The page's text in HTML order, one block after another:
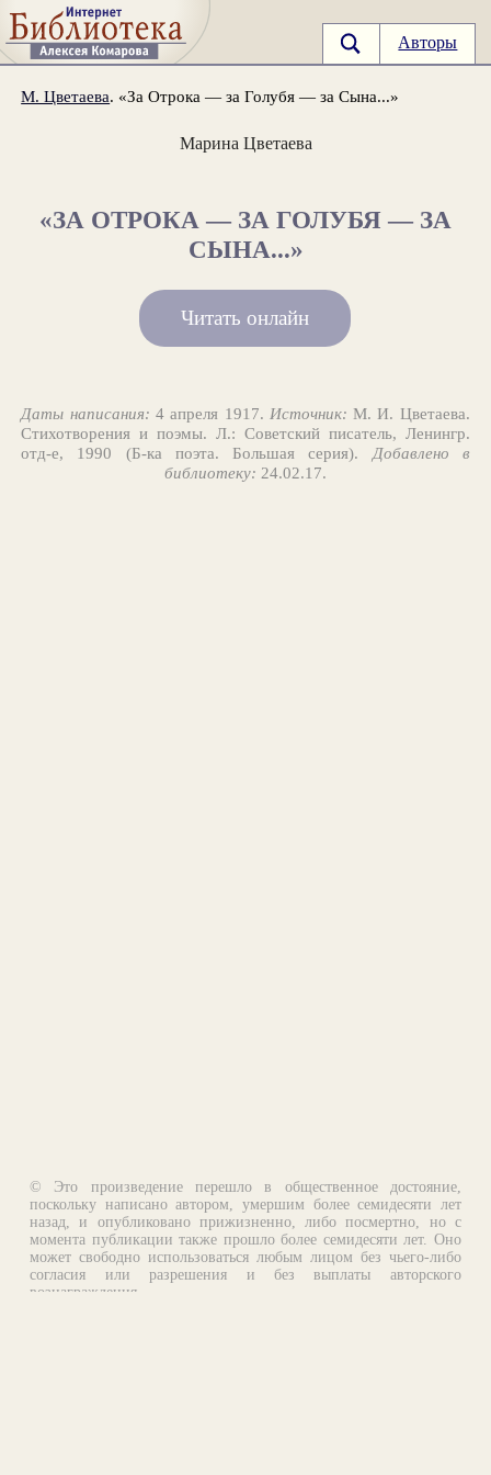
Авторы
М. Цветаева. «За Отрока — за Голубя — за Сына...»
Марина Цветаева
«ЗА ОТРОКА — ЗА ГОЛУБЯ — ЗА
СЫНА...»
Читать онлайн
Даты написания: 4 апреля 1917. Источник: М. И. Цветаева.
Стихотворения и поэмы. Л.: Советский писатель, Ленингр.
отд-е, 1990 (Б-ка поэта. Большая серия).Добавлено в
библиотеку: 24.02.17.
© Это произведение перешло в общественное достояние,
поскольку написано автором, умершим более семидесяти лет
назад, и опубликовано прижизненно, либо посмертно, но с
момента публикации также прошло более семидесяти лет. Оно
может свободно использоваться любым лицом без чьего-либо
согласия или разрешения и без выплаты авторского
вознаграждения.